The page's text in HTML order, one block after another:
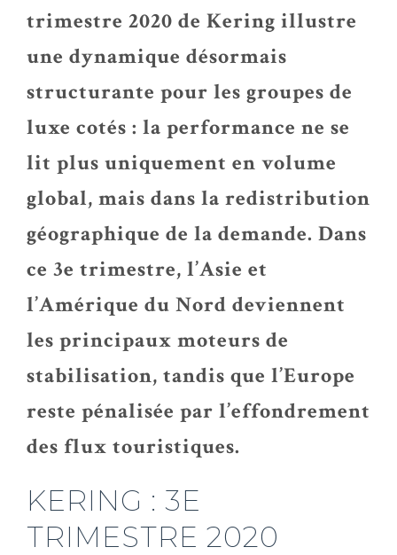
trimestre 2020 de Kering illustre
une dynamique désormais
structurante pour les groupes de
luxe cotés : la performance ne se
lit plus uniquement en volume
global, mais dans la redistribution
géographique de la demande. Dans
ce 3e trimestre, l’Asie et
l’Amérique du Nord deviennent
les principaux moteurs de
stabilisation, tandis que l’Europe
reste pénalisée par l’effondrement
des flux touristiques.
KERING : 3E
TRIMESTRE 2020